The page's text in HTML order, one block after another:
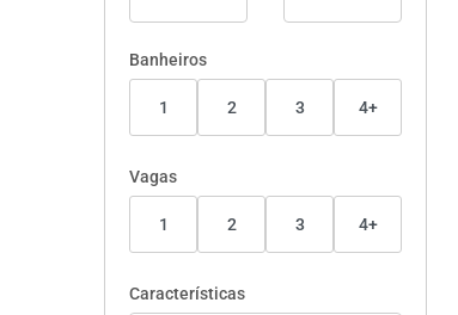
Banheiros
1 2 3 4+
Vagas
1 2 3 4+
Características